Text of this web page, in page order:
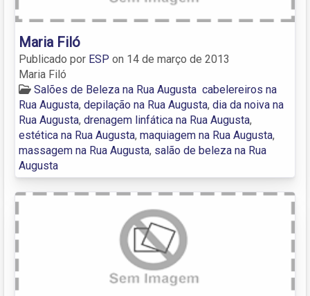
Maria Filó
Publicado por ESP on 14 de março de 2013
Maria Filó
Salões de Beleza na Rua Augusta cabelereiros na
Rua Augusta, depilação na Rua Augusta, dia da noiva na
Rua Augusta, drenagem linfática na Rua Augusta,
estética na Rua Augusta, maquiagem na Rua Augusta,
massagem na Rua Augusta, salão de beleza na Rua
Augusta